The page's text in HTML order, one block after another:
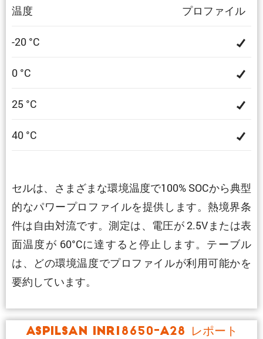
温度
プロファイル
-20 °C
0 °C
25 °C
40 °C
セルは、さまざまな環境温度で100% SOCから典型
的なパワープロファイルを提供します。熱境界条
件は自由対流です。測定は、電圧が 2.5Vまたは表
面温度が 60°Cに達すると停止します。テーブル
は、どの環境温度でプロファイルが利用可能かを
要約しています。
ASPILSAN INR18650-A28 レポート